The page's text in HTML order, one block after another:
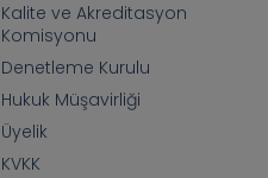
Kalite ve Akreditasyon
Komisyonu
Denetleme Kurulu
Hukuk Müşavirliği
Üyelik
KVKK